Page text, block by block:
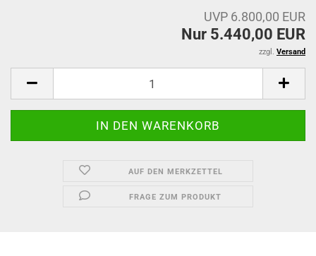
UVP 6.800,00 EUR
Nur 5.440,00 EUR
zzgl. Versand
AUF DEN MERKZETTEL
FRAGE ZUM PRODUKT